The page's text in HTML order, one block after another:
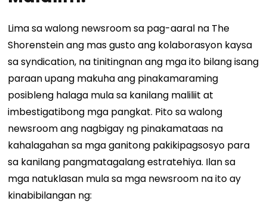
Lima sa walong newsroom sa pag-aaral na The
Shorenstein ang mas gusto ang kolaborasyon kaysa
sa syndication, na tinitingnan ang mga ito bilang isang
paraan upang makuha ang pinakamaraming
posibleng halaga mula sa kanilang maliliit at
imbestigatibong mga pangkat. Pito sa walong
newsroom ang nagbigay ng pinakamataas na
kahalagahan sa mga ganitong pakikipagsosyo para
sa kanilang pangmatagalang estratehiya. Ilan sa
mga natuklasan mula sa mga newsroom na ito ay
kinabibilangan ng: